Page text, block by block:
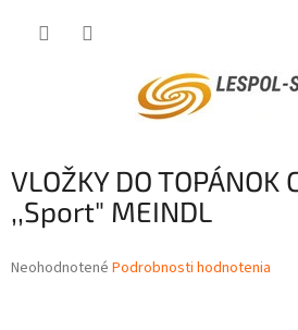
VLOŽKY DO
,,Sport" MEINDL
Priemerné
Neohodnotené Podrobnosti hodnotenia